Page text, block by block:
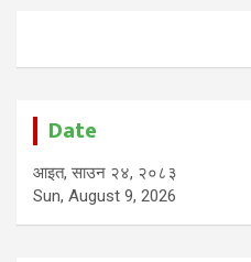
Date
आइत, साउन २४, २०८३
Sun, August 9, 2026